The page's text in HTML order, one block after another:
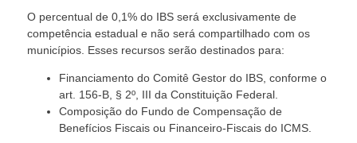
O percentual de 0,1% do IBS será exclusivamente de
competência estadual e não será compartilhado com os
municípios. Esses recursos serão destinados para:
Financiamento do Comitê Gestor do IBS, conforme o
art. 156-B, § 2º, III da Constituição Federal.
Composição do Fundo de Compensação de
Benefícios Fiscais ou Financeiro-Fiscais do ICMS.